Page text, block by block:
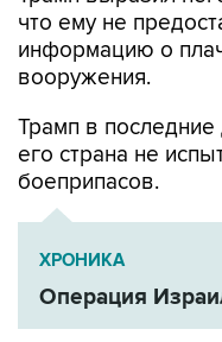
что ему не
информацию о
вооружения.
Трамп в последние
его страна не
боеприпасов.
ХРОНИКА
Операция